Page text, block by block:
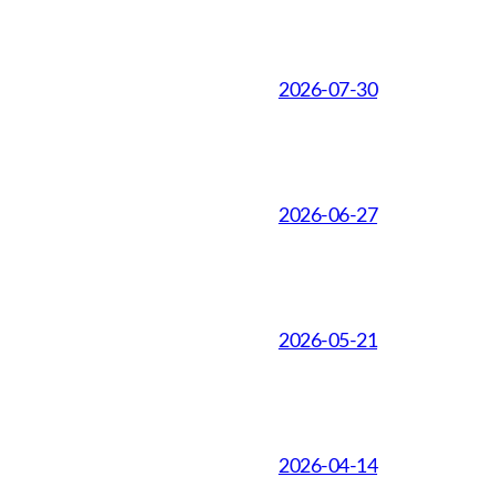
2026-07-30
2026-06-27
2026-05-21
2026-04-14